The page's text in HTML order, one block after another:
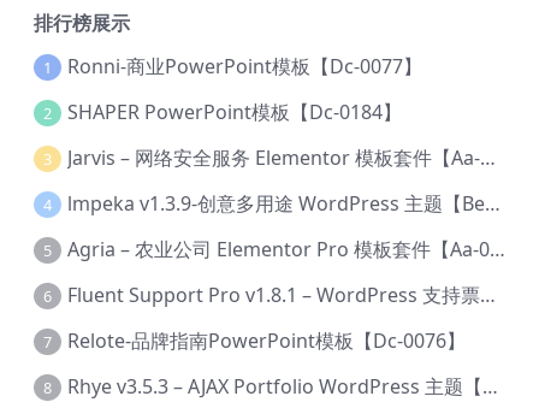
排行榜展示
1 Ronni-商业PowerPoint模板【Dc-0077】
2 SHAPER PowerPoint模板【Dc-0184】
3 Jarvis – 网络安全服务 Elementor 模板套件【Aa-0035】
4 lmpeka v1.3.9-创意多用途 WordPress 主题【Be-0064】
5 Agria – 农业公司 Elementor Pro 模板套件【Aa-0003】
6 Fluent Support Pro v1.8.1 – WordPress 支持票务系统【Cc-0041】
7 Relote-品牌指南PowerPoint模板【Dc-0076】
8 Rhye v3.5.3 – AJAX Portfolio WordPress 主题【Bi-0049】